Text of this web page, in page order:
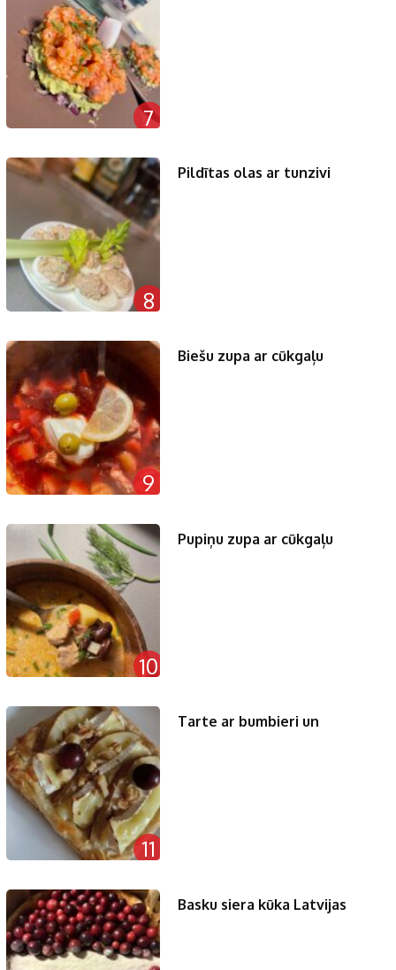
7
8
Pildītas olas ar tunzivi
9
Biešu zupa ar cūkgaļu
10
Pupiņu zupa ar cūkgaļu
11
Tarte ar bumbieri un
Basku siera kūka Latvijas